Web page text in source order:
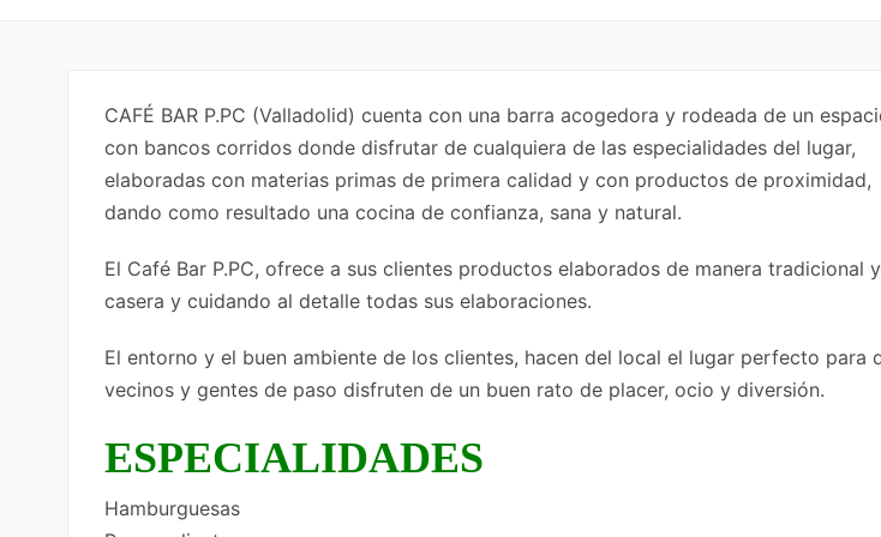
CAFÉ BAR P.PC (Valladolid) cuenta con una barra acogedora y rodeada de un
con bancos corridos donde disfrutar de cualquiera de las especialidades del lugar,
elaboradas con materias primas de primera calidad y con productos de proximidad,
dando como resultado una cocina de confianza, sana y natural.
El Café Bar P.PC, ofrece a sus clientes productos elaborados de manera tradicional y
casera y cuidando al detalle todas sus elaboraciones.
El entorno y el buen ambiente de los clientes, hacen del local el lugar perfecto para
vecinos y gentes de paso disfruten de un buen rato de placer, ocio y diversión.
ESPECIALIDADES
Hamburguesas